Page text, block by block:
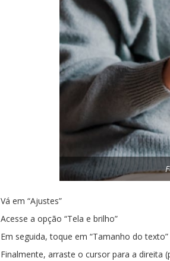
Vá em “Ajustes”
Acesse a opção “Tela e brilho”
Em seguida, toque em “Tamanho do texto”
Finalmente, arraste o cursor para a direita